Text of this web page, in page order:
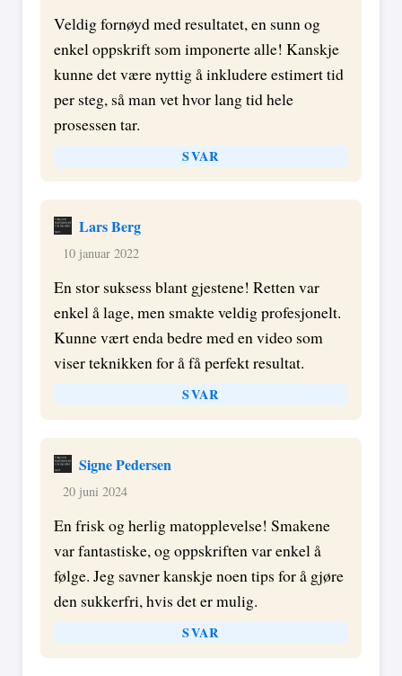
Veldig fornøyd med resultatet, en sunn og
enkel oppskrift som imponerte alle! Kanskje
kunne det være nyttig å inkludere estimert tid
per steg, så man vet hvor lang tid hele
prosessen tar.
SVAR
Lars Berg
10 januar 2022
En stor suksess blant gjestene! Retten var
enkel å lage, men smakte veldig profesjonelt.
Kunne vært enda bedre med en video som
viser teknikken for å få perfekt resultat.
SVAR
Signe Pedersen
20 juni 2024
En frisk og herlig matopplevelse! Smakene
var fantastiske, og oppskriften var enkel å
følge. Jeg savner kanskje noen tips for å gjøre
den sukkerfri, hvis det er mulig.
SVAR